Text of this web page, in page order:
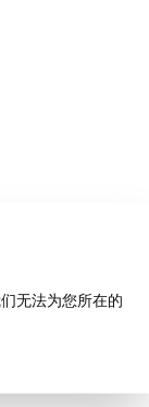
无法为您所在的